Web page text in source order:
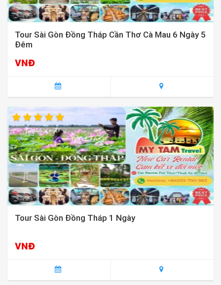
Tour Sài Gòn Đồng Tháp Cần Thơ Cà Mau 6 Ngày 5
Đêm
VNĐ
Tour Sài Gòn Đồng Tháp 1 Ngày
VNĐ